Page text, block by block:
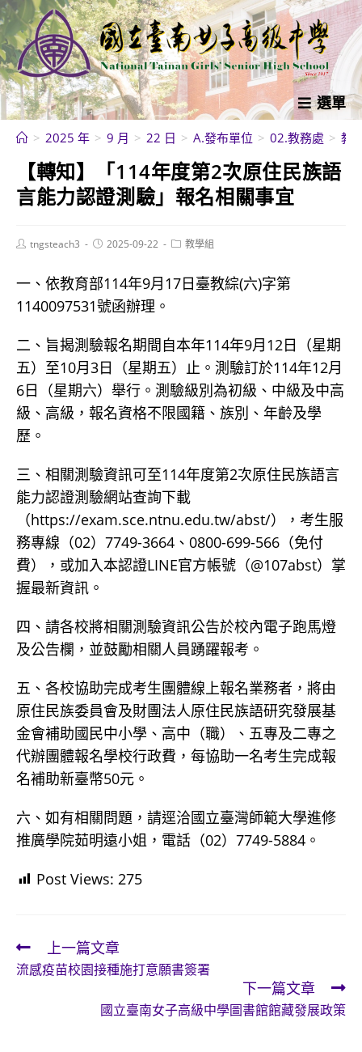
跳
轉
至
主
要
內
選單
> 2025 年 > 9 月 > 22 日 > A.發布單位 > 02.教務處 > 教
【轉知】「114年度第2次原住民族語
言能力認證測驗」報名相關事宜
Posttngsteach3
Post2025-09-22
Post教學組
一、依教育部114年9月17日臺教綜(六)字第
1140097531號函辦理。
二、旨揭測驗報名期間自本年114年9月12日（星期
五）至10月3日（星期五）止。測驗訂於114年12月
6日（星期六）舉行。測驗級別為初級、中級及中高
級、高級，報名資格不限國籍、族別、年齡及學
歷。
三、相關測驗資訊可至114年度第2次原住民族語言
能力認證測驗網站查詢下載
（https://exam.sce.ntnu.edu.tw/abst/），考生服
務專線（02）7749-3664、0800-699-566（免付
費），或加入本認證LINE官方帳號（@107abst）掌
握最新資訊。
四、請各校將相關測驗資訊公告於校內電子跑馬燈
及公告欄，並鼓勵相關人員踴躍報考。
五、各校協助完成考生團體線上報名業務者，將由
原住民族委員會及財團法人原住民族語研究發展基
金會補助國民中小學、高中（職）、五專及二專之
代辦團體報名學校行政費，每協助一名考生完成報
名補助新臺幣50元。
六、如有相關問題，請逕洽國立臺灣師範大學進修
推廣學院茹明遠小姐，電話（02）7749-5884。
Post Views: 275
Read
more
上一篇文章
流感疫苗校園接種施打意願書簽署
下一篇文章
國立臺南女子高級中學圖書館館藏發展政策